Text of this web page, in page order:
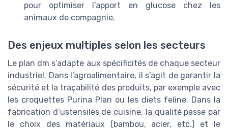
pour optimiser l’apport en glucose chez les
animaux de compagnie.
Des enjeux multiples selon les secteurs
Le plan dm s’adapte aux spécificités de chaque secteur
industriel. Dans l’agroalimentaire, il s’agit de garantir la
sécurité et la traçabilité des produits, par exemple avec
les croquettes Purina Plan ou les diets feline. Dans la
fabrication d’ustensiles de cuisine, la qualité passe par
le choix des matériaux (bambou, acier, etc.) et le